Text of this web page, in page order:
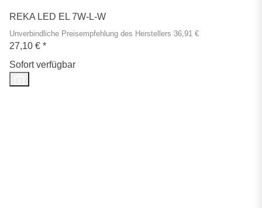
REKA LED EL 7W-L-W
Unverbindliche Preisempfehlung des Herstellers 36,91 €
27,10 € *
Sofort verfügbar